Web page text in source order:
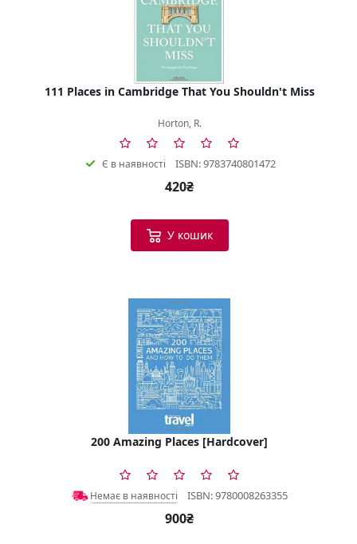
111 Places in Cambridge That You Shouldn't Miss
Horton, R.
Є в наявності ISBN: 9783740801472
420₴
У кошик
200 Amazing Places [Hardcover]
Немає в наявності ISBN: 9780008263355
900₴